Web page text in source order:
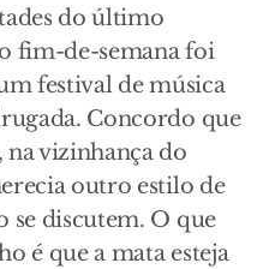
do último
fim-de-semana foi
festival de música
Concordo que
vizinhança do
outro estilo de
se discutem. O que
é que a mata esteja